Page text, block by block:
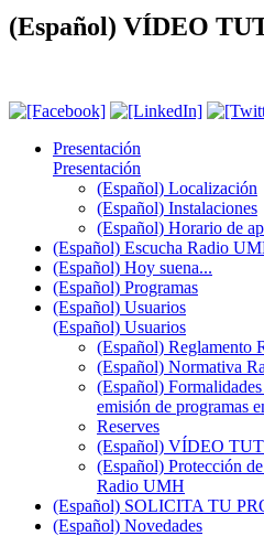
(Español) VÍDEO
Presentación
Presentación
(Español) Localización
(Español) Instalaciones
(Español) Horario de
(Español) Escucha Radio
(Español) Hoy suena...
(Español) Programas
(Español) Usuarios
(Español) Usuarios
(Español) Reglamento
(Español) Normativa
(Español)
emisión de programas
Reserves
(Español) VÍDEO
(Español) Protección
Radio UMH
(Español) SOLICITA TU
(Español) Novedades